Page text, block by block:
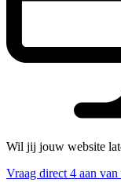
Wil jij jouw website
Vraag direct 4 aan van